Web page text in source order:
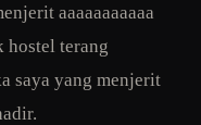
aaaaaaaaaaa
hostel terang
saya yang menjerit